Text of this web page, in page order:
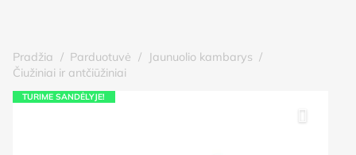
Pradžia / Parduotuvė / Jaunuolio kambarys /
Čiužiniai ir antčiūžiniai
TURIME SANDĖLYJE!